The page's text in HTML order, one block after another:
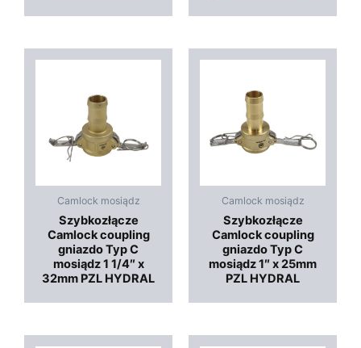
Camlock mosiądz
Szybkozłącze
Camlock coupling
gniazdo Typ C
mosiądz 1 1/4″ x
32mm PZL HYDRAL
Camlock mosiądz
Szybkozłącze
Camlock coupling
gniazdo Typ C
mosiądz 1″ x 25mm
PZL HYDRAL